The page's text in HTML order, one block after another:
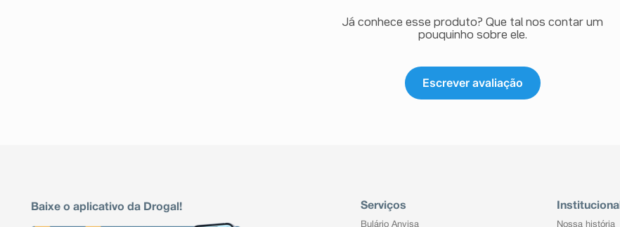
Já conhece esse produto? Que tal nos contar um
pouquinho sobre ele.
Escrever avaliação
Baixe o aplicativo da Drogal! Serviços
Bulário Anvisa
Institucional
Nossa história